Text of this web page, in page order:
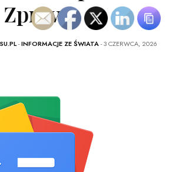
Zpravy
-INFORMACJE ZE ŚWIATA- 3 CZERWCA, 2026